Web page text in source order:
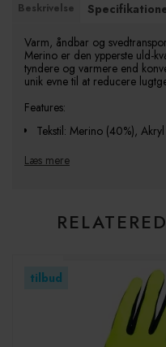
Beskrivelse
Varm, åndbar og
Merino er den ypperste uld-
tyndere og varmere end
unik evne til at reducere
Features:
Tekstil: Merino (40%),
Ekstra langt elastisk skaft
Farve: Grå
Læs mere
tilbud